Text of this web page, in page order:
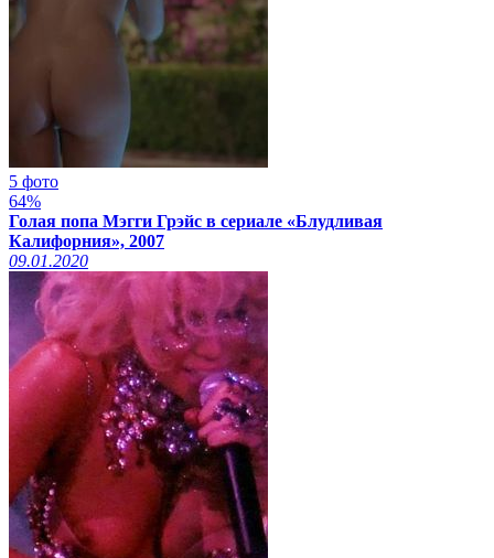
5 фото
64%
Голая попа Мэгги Грэйс в сериале «Блудливая
Калифорния», 2007
09.01.2020